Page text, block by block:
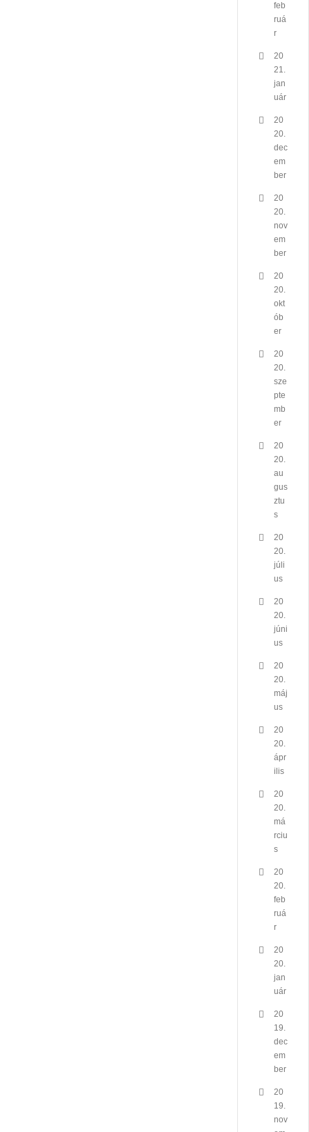
feb
ruá
r
20
21.
jan
uár
20
20.
dec
em
ber
20
20.
nov
em
ber
20
20.
okt
ób
er
20
20.
sze
pte
mb
er
20
20.
au
gus
ztu
s
20
20.
júli
us
20
20.
júni
us
20
20.
máj
us
20
20.
ápr
ilis
20
20.
má
rciu
s
20
20.
feb
ruá
r
20
20.
jan
uár
20
19.
dec
em
ber
20
19.
nov